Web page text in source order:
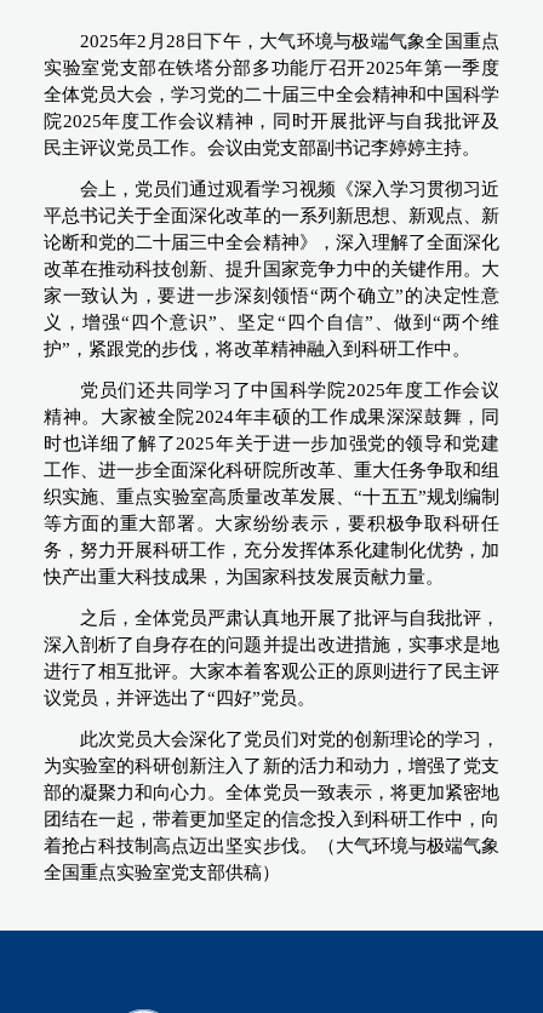
2025年2月28日下午，大气环境与极端气象全国重点
实验室党支部在铁塔分部多功能厅召开2025年第一季度
全体党员大会，学习党的二十届三中全会精神和中国科学
院2025年度工作会议精神，同时开展批评与自我批评及
民主评议党员工作。会议由党支部副书记李婷婷主持。
会上， 党员们通过观看学习视频《深入学习贯彻习近
平总书记关于全面深化改革的一系列新思想、新观点、新
论断和党的二十届三中全会精神》，深入理解了全面深化
改革在推动科技创新、提升国家竞争力中的关键作用。大
家一致认为，要进一步深刻领悟“两个确立”的决定性意
义，增强“四个意识”、坚定“四个自信”、做到“两个维
护”，紧跟党的步伐，将改革精神融入到科研工作中。
党员们还共同学习了中国科学院2025年度工作会议
精神。大家被全院2024年丰硕的工作成果深深鼓舞，同
时也详细了解了2025年关于进一步加强党的领导和党建
工作、进一步全面深化科研院所改革、重大任务争取和组
织实施、重点实验室高质量改革发展、“十五五”规划编制
等方面的重大部署。大家纷纷表示，要积极争取科研任
务，努力开展科研工作，充分发挥体系化建制化优势，加
快产出重大科技成果，为国家科技发展贡献力量。
之后，全体党员严肃认真地开展了批评与自我批评，
深入剖析了自身存在的问题并提出改进措施，实事求是地
进行了相互批评。大家本着客观公正的原则进行了民主评
议党员，并评选出了“四好”党员。
此次党员大会深化了党员们对党的创新理论的学习，
为实验室的科研创新注入了新的活力和动力，增强了党支
部的凝聚力和向心力。全体党员一致表示，将更加紧密地
团结在一起，带着更加坚定的信念投入到科研工作中，向
着抢占科技制高点迈出坚实步伐。（大气环境与极端气象
全国重点实验室党支部供稿）